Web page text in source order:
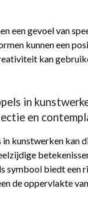
een gevoel van
kunnen een
kan
in
en
kunstwerken kan
symbool biedt een
de oppervlakte